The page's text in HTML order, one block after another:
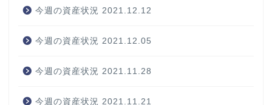
今週の資産状況 2021.12.12
今週の資産状況 2021.12.05
今週の資産状況 2021.11.28
今週の資産状況 2021.11.21